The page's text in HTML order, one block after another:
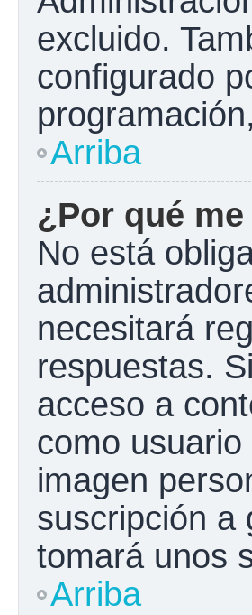
excluido.
configurado
Arriba
¿Por qué
No está
necesitará
respuestas.
acceso a
como
imagen
suscripción a
tomará unos
Arriba